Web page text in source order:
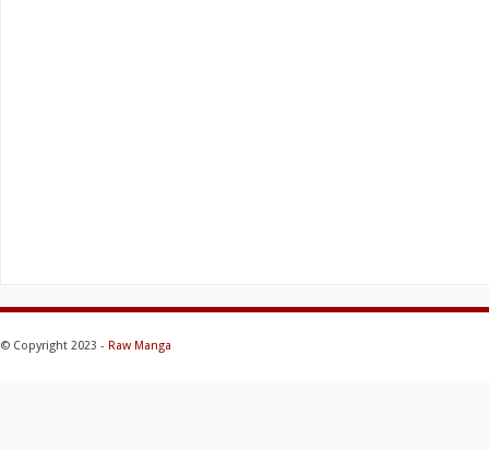
© Copyright 2023 - Raw Manga